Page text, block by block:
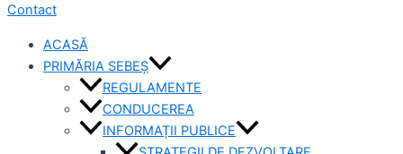
Contact
ACASĂ
PRIMĂRIA SEBEȘ
REGULAMENTE
CONDUCEREA
INFORMAȚII PUBLICE